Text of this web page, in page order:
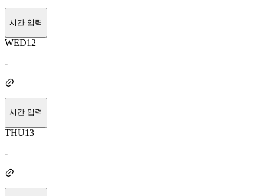
시간 입력
WED12
-
시간 입력
THU13
-